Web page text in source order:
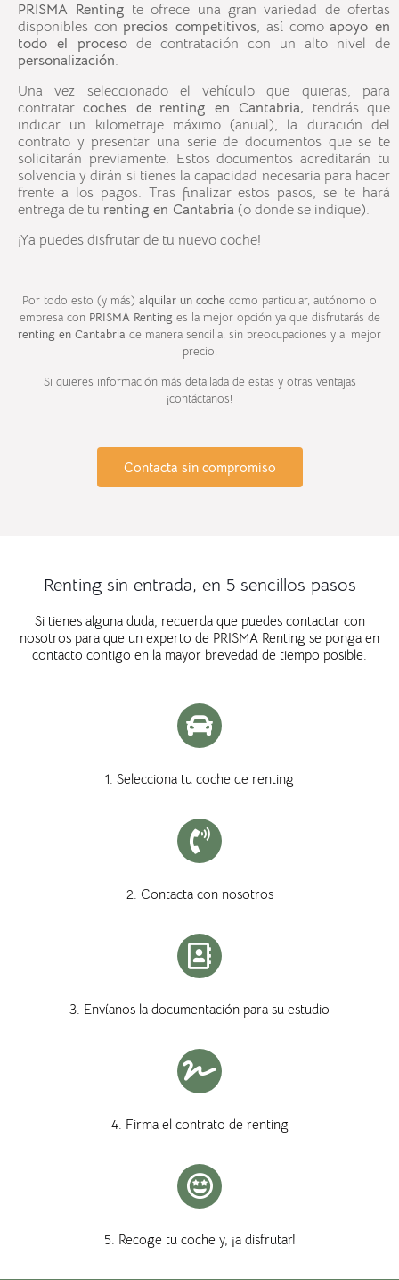
PRISMA Renting te ofrece una gran variedad de ofertas
disponibles con precios competitivos, así comoapoyo en
todo el proceso de contratación con un alto nivel de
personalización.
Una vez seleccionado el vehículo que quieras, para
contratarcoches de renting en Cantabria, tendrás que
indicar un kilometraje máximo (anual), la duración del
contrato y presentar una serie de documentos que se te
solicitarán previamente. Estos documentos acreditarán tu
solvencia y dirán si tienes la capacidad necesaria para hacer
frente a los pagos. Tras finalizar estos pasos, se te hará
entrega de tu renting en Cantabria (o donde se indique).
¡Ya puedes disfrutar de tu nuevo coche!
Por todo esto (y más) alquilar un coche como particular, autónomo o
empresa con PRISMA Renting es la mejor opción ya que disfrutarás de
renting en Cantabria de manera sencilla, sin preocupaciones y al mejor
precio.
Si quieres información más detallada de estas y otras ventajas
¡contáctanos!
Contacta sin compromiso
Renting sin entrada, en 5 sencillos pasos
Si tienes alguna duda, recuerda que puedes contactar con
nosotros para que un experto de PRISMA Renting se ponga en
contacto contigo en la mayor brevedad de tiempo posible.
1. Selecciona tu coche de renting
2. Contacta con nosotros
3. Envíanos la documentación para su estudio
4. Firma el contrato de renting
5. Recoge tu coche y, ¡a disfrutar!